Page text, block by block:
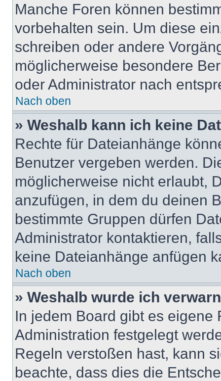
Manche Foren können
vorbehalten sein. Um diese
schreiben oder andere
möglicherweise besondere
oder Administrator nach
Nach oben
» Weshalb kann ich keine
Rechte für Dateianhänge
Benutzer vergeben werden.
möglicherweise nicht erlaubt,
anzufügen, in dem du deinen
bestimmte Gruppen dürfen
Administrator kontaktieren,
keine Dateianhänge anfügen
Nach oben
» Weshalb wurde ich
In jedem Board gibt es
Administration festgelegt
Regeln verstoßen hast, kann
beachte, dass dies die